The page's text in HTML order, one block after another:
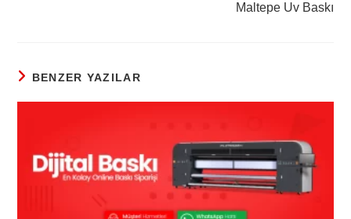
Maltepe Uv Baskı
BENZER YAZILAR